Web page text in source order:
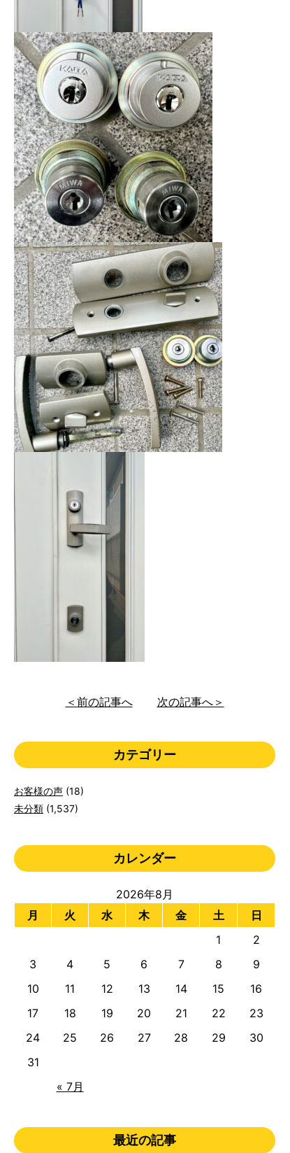
＜前の記事へ 次の記事へ＞
カテゴリー
お客様の声 (18)
未分類 (1,537)
カレンダー
2026年8月
月
火 水 木 金 土 日
« 7月
1
2
3
4 5 6 7 8
9
10
11 12 13 14 15
16
17
18 19 20 21 22
23
24
25 26 27 28 29
30
31
最近の記事